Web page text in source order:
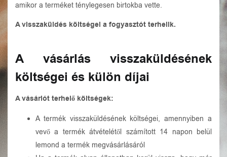
amikor a terméket ténylegesen birtokba vette.
A visszaküldés költségei a fogyasztót terhelik.
A vásárlás visszaküldésének
költségei és külön díjai
A vásárlót terhelő költségek:
A termék visszaküldésének költségei, amennyiben a
vevő a termék átvételétől számított 14 napon belül
lemond a termék megvásárlásáról